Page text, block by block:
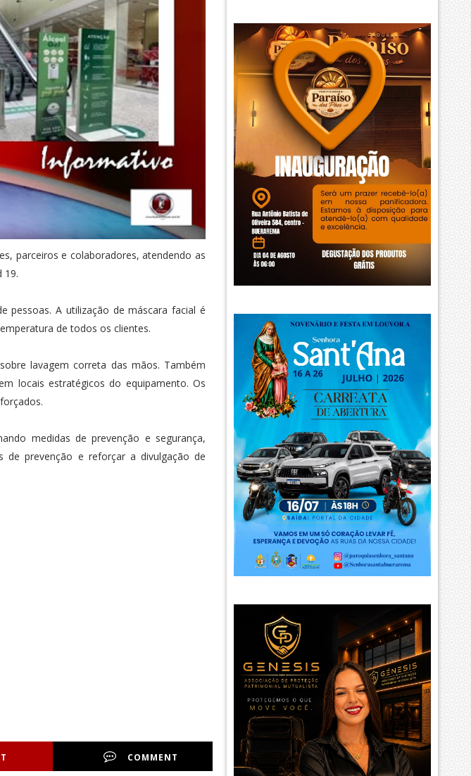
parceiros e colaboradores, atendendo as
19.
pessoas. A utilização de máscara facial é
de todos os clientes.
lavagem correta das mãos. Também
locais estratégicos do equipamento. Os
medidas de prevenção e segurança,
de prevenção e reforçar a divulgação de
COMMENT